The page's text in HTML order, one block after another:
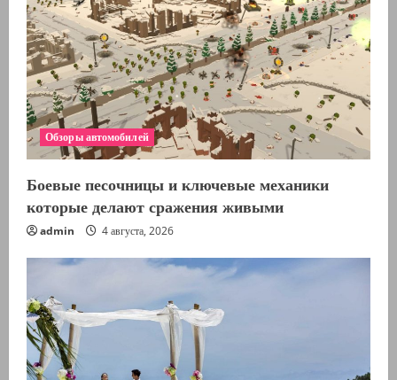
Обзоры автомобилей
Боевые песочницы и ключевые механики
которые делают сражения живыми
admin 4 августа, 2026